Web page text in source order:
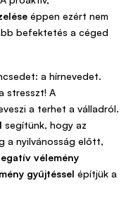
éppen ezért nem
befektetés a céged
a hírnevedet.
stresszt! A
a terhet a válladról.
segítünk, hogy az
a nyilvánosság előtt,
vélemény
gyűjtéssel építjük a